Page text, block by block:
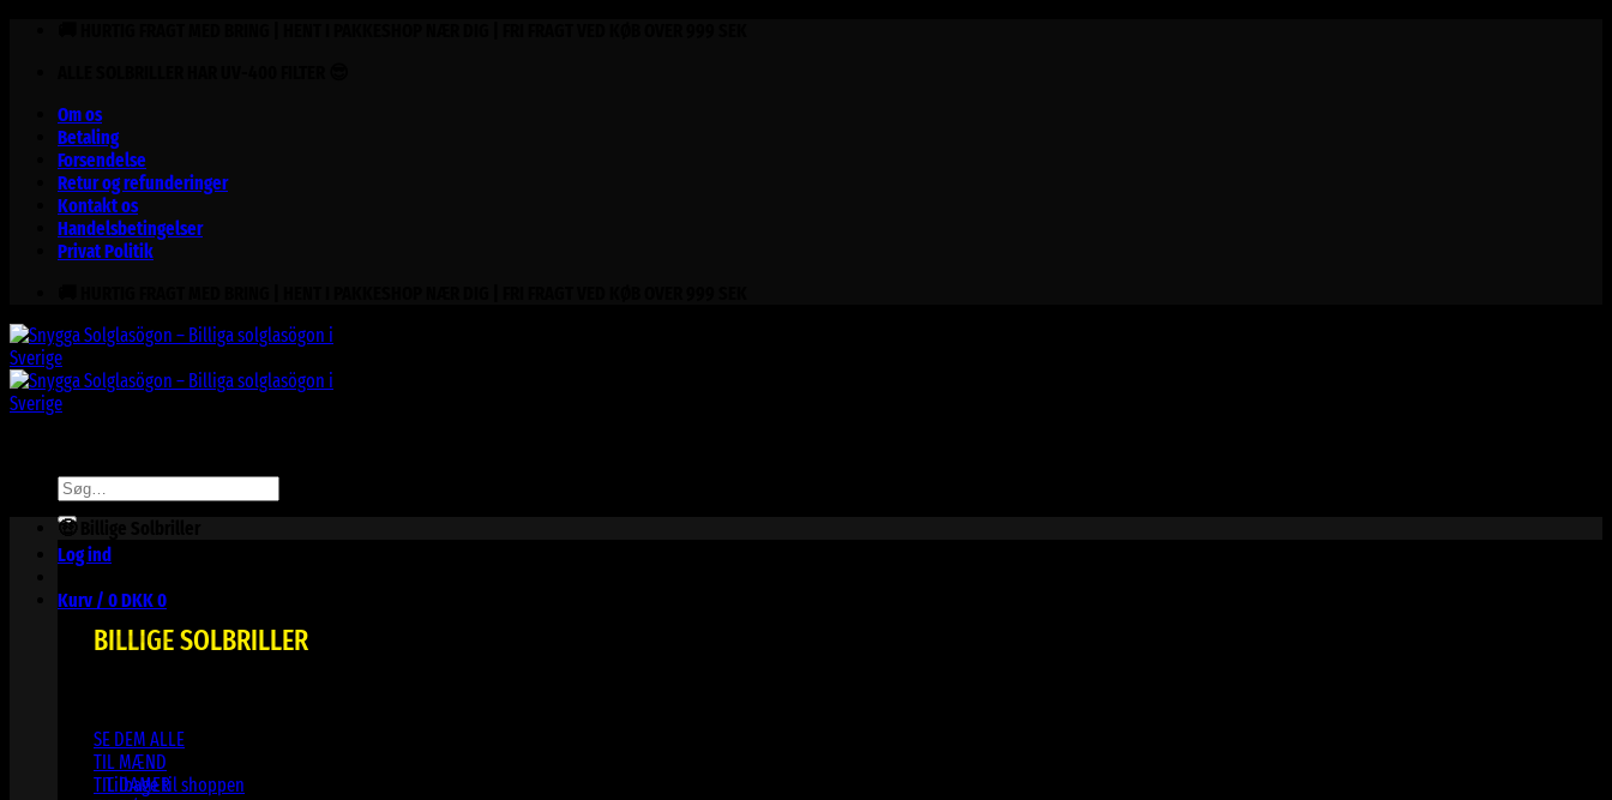
Om os
Betaling
Forsendelse
Retur og refunderinger
Kontakt os
Handelsbetingelser
Privat Politik
Søg
efter:
Log ind
Kurv / 0DKK0
Ingen varer i kurven.
Tilbage til shoppen
🤑 Billige Solbriller
BILLIGE SOLBRILLER
SE DEM ALLE
TIL MÆND
TIL DAMER